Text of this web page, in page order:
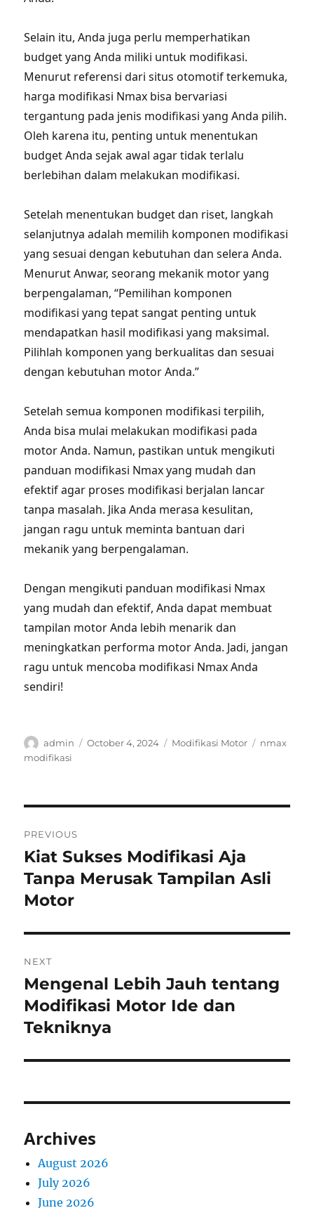
Selain itu, Anda juga perlu memperhatikan
budget yang Anda miliki untuk modifikasi.
Menurut referensi dari situs otomotif terkemuka,
harga modifikasi Nmax bisa bervariasi
tergantung pada jenis modifikasi yang Anda pilih.
Oleh karena itu, penting untuk menentukan
budget Anda sejak awal agar tidak terlalu
berlebihan dalam melakukan modifikasi.
Setelah menentukan budget dan riset, langkah
selanjutnya adalah memilih komponen modifikasi
yang sesuai dengan kebutuhan dan selera Anda.
Menurut Anwar, seorang mekanik motor yang
berpengalaman, “Pemilihan komponen
modifikasi yang tepat sangat penting untuk
mendapatkan hasil modifikasi yang maksimal.
Pilihlah komponen yang berkualitas dan sesuai
dengan kebutuhan motor Anda.”
Setelah semua komponen modifikasi terpilih,
Anda bisa mulai melakukan modifikasi pada
motor Anda. Namun, pastikan untuk mengikuti
panduan modifikasi Nmax yang mudah dan
efektif agar proses modifikasi berjalan lancar
tanpa masalah. Jika Anda merasa kesulitan,
jangan ragu untuk meminta bantuan dari
mekanik yang berpengalaman.
Dengan mengikuti panduan modifikasi Nmax
yang mudah dan efektif, Anda dapat membuat
tampilan motor Anda lebih menarik dan
meningkatkan performa motor Anda. Jadi, jangan
ragu untuk mencoba modifikasi Nmax Anda
sendiri!
Author
admin
Posted
October 4, 2024 Categories
Modifikasi Motor Tags
nmax
modifikasi
navigation
PREVIOUS
Previous
post:
Kiat Sukses Modifikasi Aja
Tanpa Merusak Tampilan Asli
Motor
NEXT
Next
post:
Mengenal Lebih Jauh tentang
Modifikasi Motor Ide dan
Tekniknya
Archives
August 2026
July 2026
June 2026